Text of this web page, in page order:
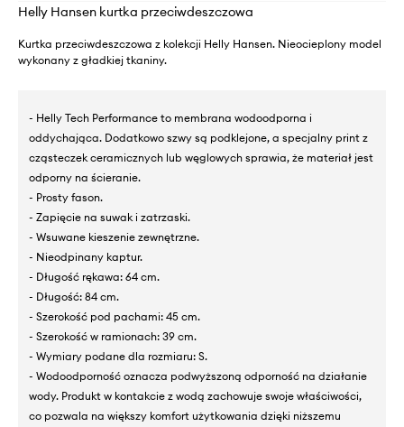
Helly Hansen kurtka przeciwdeszczowa
Kurtka przeciwdeszczowa z kolekcji Helly Hansen. Nieocieplony model
wykonany z gładkiej tkaniny.
- Helly Tech Performance to membrana wodoodporna i
oddychająca. Dodatkowo szwy są podklejone, a specjalny print z
cząsteczek ceramicznych lub węglowych sprawia, że materiał jest
odporny na ścieranie.
- Prosty fason.
- Zapięcie na suwak i zatrzaski.
- Wsuwane kieszenie zewnętrzne.
- Nieodpinany kaptur.
- Długość rękawa: 64 cm.
- Długość: 84 cm.
- Szerokość pod pachami: 45 cm.
- Szerokość w ramionach: 39 cm.
- Wymiary podane dla rozmiaru: S.
- Wodoodporność oznacza podwyższoną odporność na działanie
wody. Produkt w kontakcie z wodą zachowuje swoje właściwości,
co pozwala na większy komfort użytkowania dzięki niższemu